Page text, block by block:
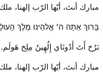
مبارك أنتَ، أيّها الرّب إلهنا،
בָּרוּךְ אַתָּה ה' אֱלהֵינוּ מֶלֶךְ
بَرُخ أَتَ أَدُونَاي إِلُهِينُ مِلِخ
مبارك أنتَ، أيّها الرّب إلهنا،